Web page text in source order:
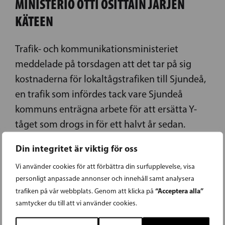
Din integritet är viktig för oss
Vi använder cookies för att förbättra din surfupplevelse, visa
personligt anpassade annonser och innehåll samt analysera
trafiken på vår webbplats. Genom att klicka på “Acceptera alla”
samtycker du till att vi använder cookies.
MINISTERIÖ OTTI OSITTAIN JÄRJEN
KÄTEEN
Trafik- och kommunikationsministeriet
meddelade på torsdagen att det tar på sig
kostnaderna för lokaltågstrafiken till Sjundeå,
en trafik som infördes tack vare Sjundeå
kommuns enträgna arbete för att ersätta Y-
tåget som drogs in för ett halvt år sedan.
LÄS FÖREGÅENDE ARTIKEL
01.10.2016